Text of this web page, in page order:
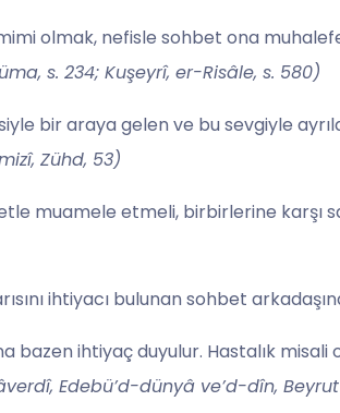
olmak, nefisle sohbet ona
s. 234; Kuşeyrî, er-Risâle, s. 580)
bir araya gelen ve bu sevgiyle
Zühd, 53)
muamele etmeli, birbirlerine karşı
ihtiyacı bulunan sohbet
bazen ihtiyaç duyulur. Hastalık
Edebü’d-dünyâ ve’d-dîn, Beyrut